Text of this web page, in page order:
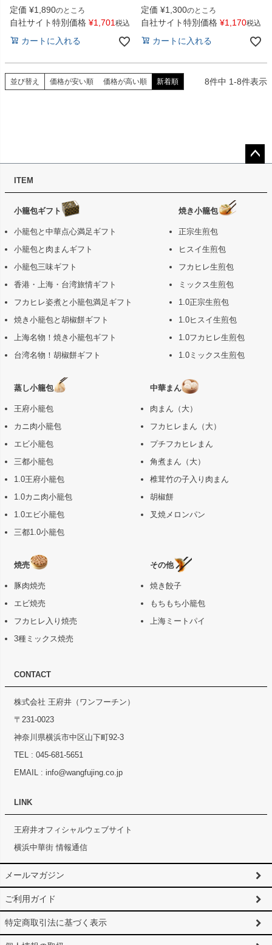
定価 ¥1,890のところ
自社サイト特別価格 ¥1,701 税込
カートに入れる
定価 ¥1,300のところ
自社サイト特別価格 ¥1,170税込
カートに入れる
並び替え 価格が安い順 価格が高い順 新着順 8件中 1-8件表示
ップ
ITEM
小籠包ギフト
小籠包と中華点心満足ギフト
小籠包と肉まんギフト
小籠包三味ギフト
香港・上海・台湾旅情ギフト
フカヒレ姿煮と小籠包満足ギフト
焼き小籠包と胡椒餅ギフト
上海名物！焼き小籠包ギフト
台湾名物！胡椒餅ギフト
焼き小籠包
正宗生煎包
ヒスイ生煎包
フカヒレ生煎包
ミックス生煎包
1.0正宗生煎包
1.0ヒスイ生煎包
1.0フカヒレ生煎包
1.0ミックス生煎包
蒸し小籠包
王府小籠包
カニ肉小籠包
エビ小籠包
三都小籠包
1.0王府小籠包
1.0カニ肉小籠包
1.0エビ小籠包
三都1.0小籠包
中華まん
肉まん（大）
フカヒレまん（大）
プチフカヒレまん
角煮まん（大）
椎茸竹の子入り肉まん
胡椒餅
叉焼メロンパン
焼売
豚肉焼売
エビ焼売
フカヒレ入り焼売
3種ミックス焼売
その他
焼き餃子
もちもち小籠包
上海ミートパイ
CONTACT
株式会社 王府井（ワンフーチン）
〒231-0023
神奈川県横浜市中区山下町92-3
TEL : 045-681-5651
EMAIL : info@wangfujing.co.jp
LINK
王府井オフィシャルウェブサイト
横浜中華街 情報通信
メールマガジン
ご利用ガイド
特定商取引法に基づく表示